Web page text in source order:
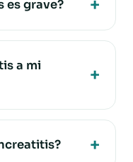
es grave?
a mi